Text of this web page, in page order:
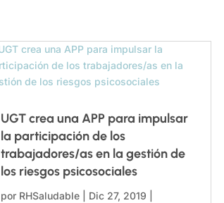
UGT crea una APP para impulsar
la participación de los
trabajadores/as en la gestión de
los riesgos psicosociales
por RHSaludable Dic 27, 2019